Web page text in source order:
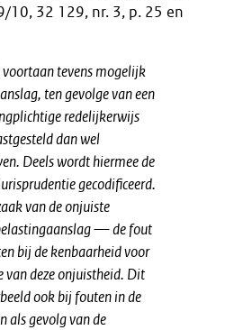
10, 32 129, nr. 3, p. 25 en
tevens mogelijk
ten gevolge van een
redelijkerwijs
dan wel
Deels wordt hiermee de
gecodificeerd.
van de onjuiste
— de fout
bij de kenbaarheid voor
deze onjuistheid. Dit
ook bij fouten in de
als gevolg van de